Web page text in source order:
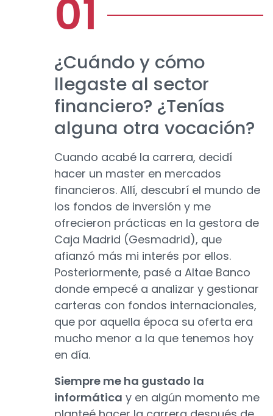
¿Cuándo y cómo
llegaste al sector
financiero? ¿Tenías
alguna otra vocación?
Cuando acabé la carrera, decidí
hacer un master en mercados
financieros. Allí, descubrí el mundo de
los fondos de inversión y me
ofrecieron prácticas en la gestora de
Caja Madrid (Gesmadrid), que
afianzó más mi interés por ellos.
Posteriormente, pasé a Altae Banco
donde empecé a analizar y gestionar
carteras con fondos internacionales,
que por aquella época su oferta era
mucho menor a la que tenemos hoy
en día.
Siempre me ha gustado la
informática y en algún momento me